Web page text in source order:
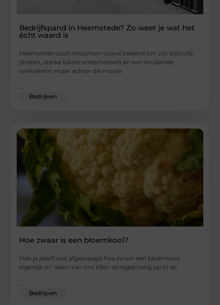
Bedrijfspand in Heemstede? Zo weet je wat het
écht waard is
Heemstede staat misschien vooral bekend om zijn stijlvolle
straten, sterke lokale ondernemers en een bruisende
winkelkern, maar achter die mooie
...
Bedrijven
Hoe zwaar is een bloemkool?
Heb je jezelf ooit afgevraagd hoe zwaar een bloemkool
eigenlijk is? Velen van ons tillen ze regelmatig⁤ op ⁤in de
Bedrijven